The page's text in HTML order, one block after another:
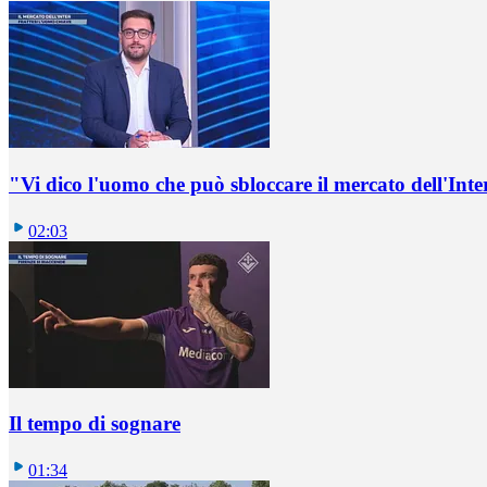
"Vi dico l'uomo che può sbloccare il mercato
02:03
Il tempo di sognare
01:34